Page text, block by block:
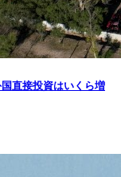
直接投資はいくら増